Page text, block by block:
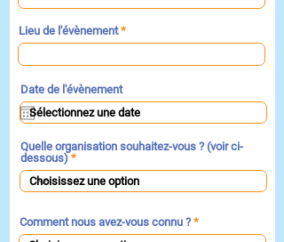
Lieu de l'évènement
Date de l'évènement
Quelle organisation souhaitez-vous ? (voir ci-
dessous)
Comment nous avez-vous connu ?